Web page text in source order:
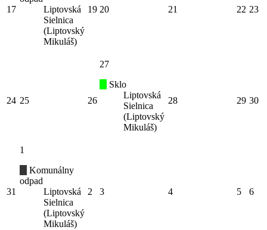
17
Liptovská
Sielnica
(Liptovský
Mikuláš)
19 20 21 22 23
24 25 26
27
Sklo
Liptovská
Sielnica
(Liptovský
Mikuláš)
28 29 30
31
1
Komunálny
odpad
Liptovská
Sielnica
(Liptovský
Mikuláš)
2 3 4 5 6